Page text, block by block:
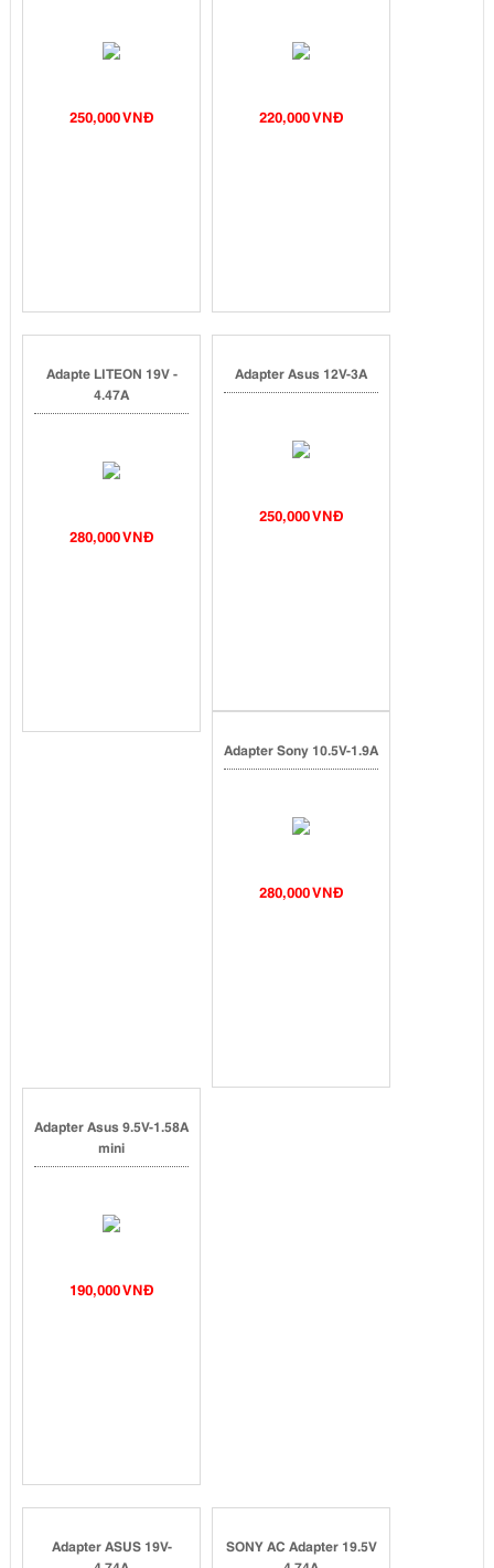
250,000 VNĐ 220,000 VNĐ
Adapte LITEON 19V -
4.47A
280,000 VNĐ
Adapter Asus 12V-3A
250,000 VNĐ
Adapter Sony 10.5V-1.9A
280,000 VNĐ
Adapter Asus 9.5V-1.58A
mini
190,000 VNĐ
Adapter ASUS 19V-
SONY AC Adapter 19.5V